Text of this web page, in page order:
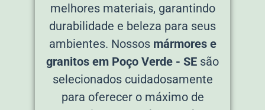
melhores materiais, garantindo
durabilidade e beleza para seus
ambientes. Nossos mármores e
granitos em Poço Verde - SE são
selecionados cuidadosamente
para oferecer o máximo de